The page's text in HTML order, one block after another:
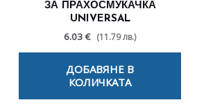
ЗА ПРАХОСМУКАЧКА
UNIVERSAL
6.03 € (11.79 лв.)
ДОБАВЯНЕ В
КОЛИЧКАТА